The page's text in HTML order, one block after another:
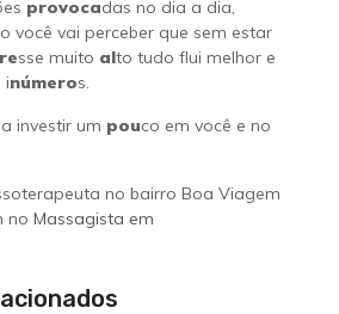
provocadas no dia a dia,
você vai perceber que sem estar
sse muito alto tudo flui melhor e
inúmeros.
investir um pouco em você e no
no bairro Boa Viagem
no Massagista em